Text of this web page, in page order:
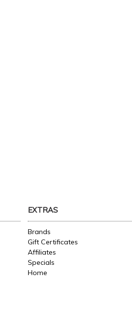
EXTRAS
Brands
Gift Certificates
Affiliates
Specials
Home